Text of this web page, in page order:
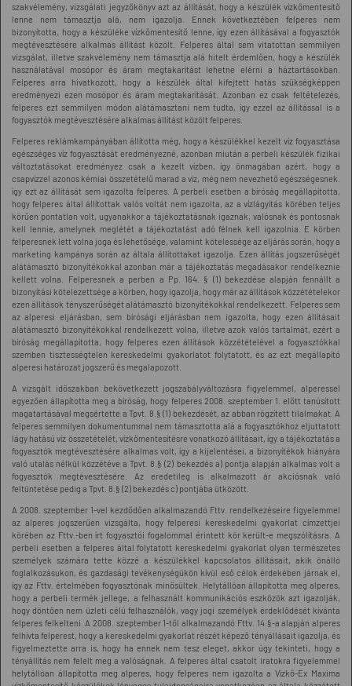
szakvélemény, vizsgálati jegyzőkönyv azt az állítását, hogy a készülék vízkőmentesítő
lenne nem támasztja alá, nem igazolja. Ennek következtében felperes nem
bizonyította, hogy a készüléke vízkőmentesítő lenne, így ezen állításával a fogyasztók
megtévesztésére alkalmas állítást közölt. Felperes által sem vitatottan semmilyen
vizsgálat, illetve szakvélemény nem támasztja alá hitelt érdemlően, hogy a készülék
használatával mosópor és áram megtakarítást lehetne elérni a háztartásokban.
Felperes arra hivatkozott, hogy a készülék által kifejtett hatás szükségképpen
eredményezi ezen mosópor és áram megtakarítását. Azonban ez csak feltételezés,
felperes ezt semmilyen módon alátámasztani nem tudta, így ezzel az állítással is a
fogyasztók megtévesztésére alkalmas állítást közölt felperes.
Felperes reklámkampányában állította még, hogy a készülékkel kezelt víz fogyasztása
egészséges víz fogyasztását eredményezné, azonban miután a perbeli készülék fizikai
változtatásokat eredményez csak a kezelt vízben, így önmagában azért, hogy a
csapvízzel azonos kémiai összetételű marad a víz, még nem nevezhető egészségesnek.
így ezt az állítását sem igazolta felperes. A perbeli esetben a bíróság megállapította,
hogy felperes által állítottak valós voltát nem igazolta, az a vízlágyítás körében teljes
körűen pontatlan volt, ugyanakkor a tájékoztatásnak igaznak, valósnak és pontosnak
kell lennie, amelynek meglétét a tájékoztatást adó félnek kell igazolnia. E körben
felperesnek lett volna joga és lehetősége, valamint kötelessége az eljárás során, hogy a
marketing kampánya során az általa állítottakat igazolja. Ezen állítás jogszerűségét
alátámasztó bizonyítékokkal azonban már a tájékoztatás megadásakor rendelkeznie
kellett volna. Felperesnek a perben a Pp. 164. § (1) bekezdése alapján fennállt a
bizonyítási kötelezettsége a körben, hogy igazolja, hogy már az állítások közzétételekor
ezen állítások tényszerűségét alátámasztó bizonyítékokkal rendelkezett. Felperes sem
az alperesi eljárásban, sem bírósági eljárásban nem igazolta, hogy ezen állításait
alátámasztó bizonyítékokkal rendelkezett volna, illetve azok valós tartalmát, ezért a
bíróság megállapította, hogy felperes ezen állítások közzétételével a fogyasztókkal
szemben tisztességtelen kereskedelmi gyakorlatot folytatott, és az ezt megállapító
alperesi határozat jogszerű és megalapozott.
A vizsgált időszakban bekövetkezett jogszabályváltozásra figyelemmel, alperessel
egyezően állapította meg a bíróság, hogy felperes 2008. szeptember 1. előtt tanúsított
magatartásával megsértette a Tpvt. 8.§ (1) bekezdését, az abban rögzített tilalmakat. A
felperes semmilyen dokumentummal nem támasztotta alá a fogyasztókhoz eljuttatott
lágy hatású víz összetételét, vízkőmentesítésre vonatkozó állításait, így a tájékoztatás a
fogyasztók megtévesztésére alkalmas volt, így a kijelentései, a bizonyítékok hiányára
való utalás nélkül közzétéve a Tpvt. 8.§ (2) bekezdés a) pontja alapján alkalmas volt a
fogyasztók megtévesztésére. Az eredetileg is alkalmazott ár akciósnak való
feltüntetése pedig a Tpvt. 8.§ (2) bekezdés c) pontjába ütközött.
A 2008. szeptember 1-vel kezdődően alkalmazandó Fttv. rendelkezéseire figyelemmel
az alperes jogszerűen vizsgálta, hogy felperesi kereskedelmi gyakorlat címzettjei
körében az Fttv.-ben írt fogyasztói fogalommal érintett kör került-e megszólításra. A
perbeli esetben a felperes által folytatott kereskedelmi gyakorlat olyan természetes
személyek számára tette közzé a készülékkel kapcsolatos állításait, akik önálló
foglalkozásukon, és gazdasági tevékenységükön kívül eső célok érdekében járnak el,
így az Fttv. értelmében fogyasztónak minősültek. Helytállóan állapította meg alperes,
hogy a perbeli termék jellege, a felhasznált kommunikációs eszközök azt igazolják,
hogy döntően nem üzleti célú felhasználók, vagy jogi személyek érdeklődését kívánta
felperes felkelteni. A 2008. szeptember 1-től alkalmazandó Fttv. 14.§-a alapján alperes
felhívta felperest, hogy a kereskedelmi gyakorlat részét képező tényállásait igazolja, és
figyelmeztette arra is, hogy ha ennek nem tesz eleget, akkor úgy tekinteti, hogy a
tényállítás nem felelt meg a valóságnak. A felperes által csatolt iratokra figyelemmel
helytállóan állapította meg alperes, hogy felperes nem igazolta a Vízkő-Ex Maxima